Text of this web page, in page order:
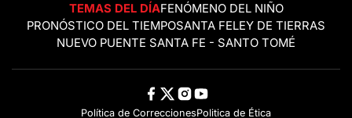
TEMAS DEL DÍAFENÓMENO DEL NIÑO
PRONÓSTICO DEL TIEMPOSANTA FELEY DE TIERRAS
NUEVO PUENTE SANTA FE - SANTO TOMÉ
Política de CorreccionesPolitica de Ética